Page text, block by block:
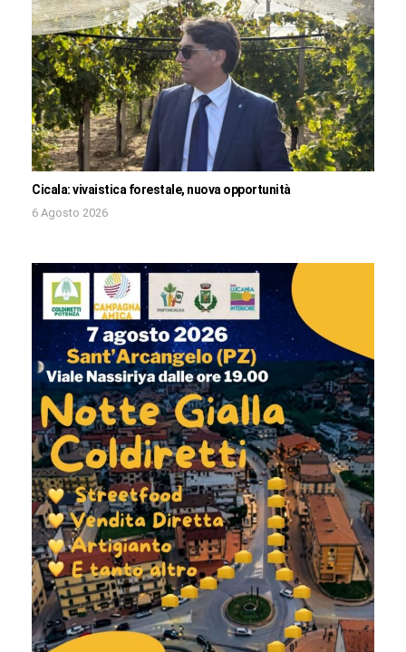
Cicala: vivaistica forestale, nuova opportunità
6 Agosto 2026